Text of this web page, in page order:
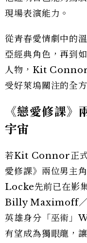
現場表演能力。
從青春愛情劇中的
亞經典角色，再到
人物，Kit Connor
受好萊塢關注的全
《戀愛修課》
宇宙
若Kit Connor正式
愛修課》兩位男主
Locke先前已在影
Billy Maximoff／
英雄身分「巫術
有望成為獨眼龍，